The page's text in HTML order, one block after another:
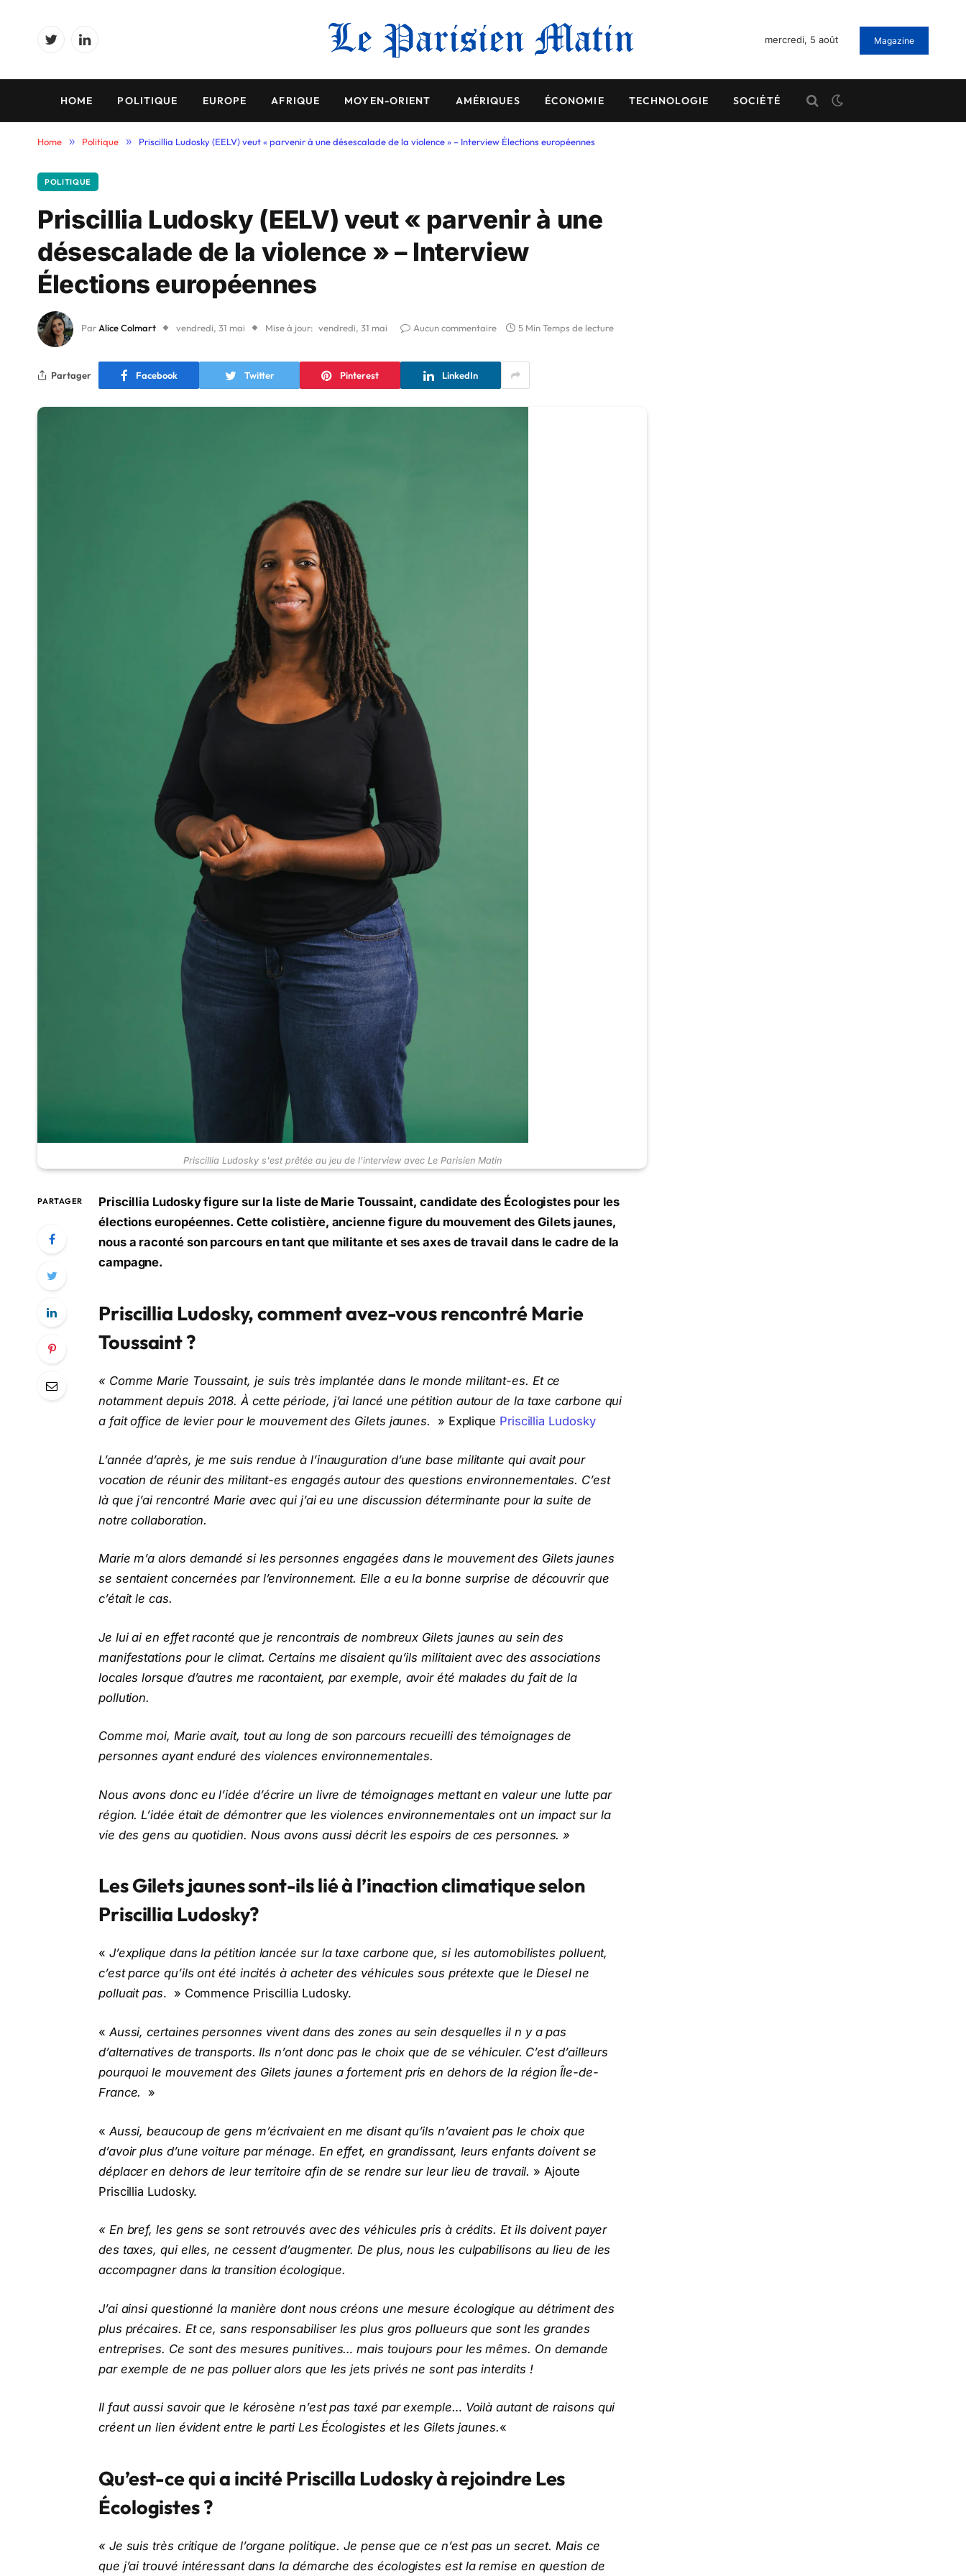
TwitterLinkedIn
mercredi, 5 août Magazine
HOME POLITIQUE EUROPE AFRIQUE MOYEN-ORIENT AMÉRIQUES ÉCONOMIE TECHNOLOGIE SOCIÉTÉ
Home » Politique » Priscillia Ludosky (EELV) veut « parvenir à une désescalade de la violence » – Interview Élections européennes
POLITIQUE
Priscillia Ludosky (EELV) veut « parvenir à une
désescalade de la violence » – Interview
Élections européennes
Par Alice Colmart vendredi, 31 mai Mise à jour: vendredi, 31 mai Aucun commentaire 5 Min Temps de lecture
Partager Facebook Twitter Pinterest LinkedIn
Priscillia Ludosky s'est prêtée au jeu de l'interview avec Le Parisien Matin
PARTAGER
Priscillia Ludosky figure sur la liste de Marie Toussaint, candidate des Écologistes pour les
élections européennes. Cette colistière, ancienne figure du mouvement des Gilets jaunes,
nous a raconté son parcours en tant que militante et ses axes de travail dans le cadre de la
campagne.
Priscillia Ludosky, comment avez-vous rencontré Marie
Toussaint ?
« Comme Marie Toussaint, je suis très implantée dans le monde militant-es. Et ce
notamment depuis 2018. À cette période, j’ai lancé une pétition autour de la taxe carbone qui
a fait office de levier pour le mouvement des Gilets jaunes.
» Explique Priscillia Ludosky
L’année d’après, je me suis rendue à l’inauguration d’une base militante qui avait pour
vocation de réunir des militant-es engagés autour des questions environnementales. C’est
là que j’ai rencontré Marie avec qui j’ai eu une discussion déterminante pour la suite de
notre collaboration.
Marie m’a alors demandé si les personnes engagées dans le mouvement des Gilets jaunes
se sentaient concernées par l’environnement. Elle a eu la bonne surprise de découvrir que
c’était le cas.
Je lui ai en effet raconté que je rencontrais de nombreux Gilets jaunes au sein des
manifestations pour le climat. Certains me disaient qu’ils militaient avec des associations
locales lorsque d’autres me racontaient, par exemple, avoir été malades du fait de la
pollution.
Comme moi, Marie avait, tout au long de son parcours recueilli des témoignages de
personnes ayant enduré des violences environnementales.
Nous avons donc eu l’idée d’écrire un livre de témoignages mettant en valeur une lutte par
région. L’idée était de démontrer que les violences environnementales ont un impact sur la
vie des gens au quotidien. Nous avons aussi décrit les espoirs de ces personnes. »
Les Gilets jaunes sont-ils lié à l’inaction climatique selon
Priscillia Ludosky?
« J’explique dans la pétition lancée sur la taxe carbone que, si les automobilistes polluent,
c’est parce qu’ils ont été incités à acheter des véhicules sous prétexte que le Diesel ne
polluait pas. » Commence Priscillia Ludosky.
«Aussi, certaines personnes vivent dans des zones au sein desquelles il n y a pas
d’alternatives de transports. Ils n’ont donc pas le choix que de se véhiculer. C’est d’ailleurs
pourquoi le mouvement des Gilets jaunes a fortement pris en dehors de la région Île-de-
France.
»
« Aussi, beaucoup de gens m’écrivaient en me disant qu’ils n’avaient pas le choix que
d’avoir plus d’une voiture par ménage. En effet, en grandissant, leurs enfants doivent se
déplacer en dehors de leur territoire afin de se rendre sur leur lieu de travail. » Ajoute
Priscillia Ludosky.
« En bref, les gens se sont retrouvés avec des véhicules pris à crédits. Et ils doivent payer
des taxes, qui elles, ne cessent d’augmenter. De plus, nous les culpabilisons au lieu de les
accompagner dans la transition écologique.
J’ai ainsi questionné la manière dont nous créons une mesure écologique au détriment des
plus précaires. Et ce, sans responsabiliser les plus gros pollueurs que sont les grandes
entreprises. Ce sont des mesures punitives… mais toujours pour les mêmes. On demande
par exemple de ne pas polluer alors que les jets privés ne sont pas interdits !
Il faut aussi savoir que le kérosène n’est pas taxé par exemple… Voilà autant de raisons qui
créent un lien évident entre le parti Les Écologistes et les Gilets jaunes.«
Qu’est-ce qui a incité Priscilla Ludosky à rejoindre Les
Écologistes ?
« Je suis très critique de l’organe politique. Je pense que ce n’est pas un secret. Mais ce
que j’ai trouvé intéressant dans la démarche des écologistes est la remise en question de